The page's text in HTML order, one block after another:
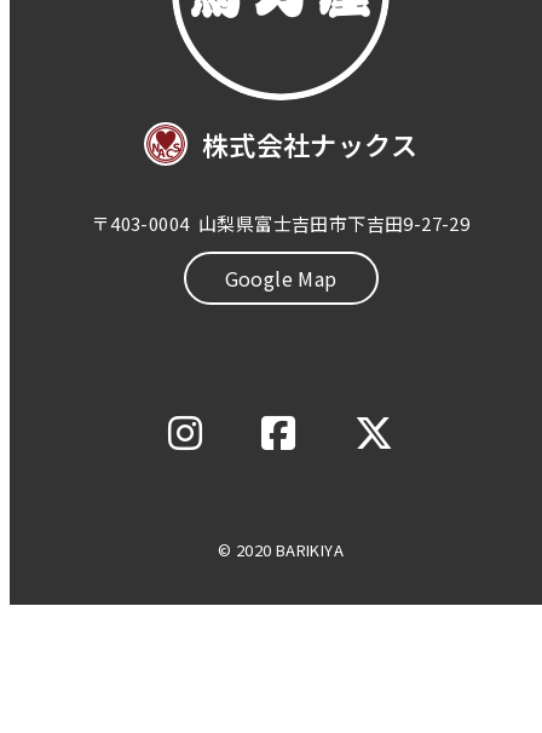
株式会社ナックス
〒403-0004 山梨県富士吉田市下吉田9-27-29
Google Map
© 2020 BARIKIYA